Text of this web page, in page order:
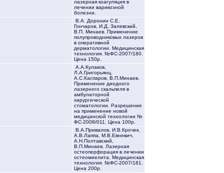
лазерная коагуляция в
лечении варикозной
болезни.
В.А. Доронин С.Е.
Гончаров, И.Д. Залевский,
В.П. Минаев. Применение
полупроводниковых лазеров
в оперативной
дерматологии. Медицинская
технология. №ФС-2007/180.
Цена 150р.
А.А.Кулаков,
Л.А.Григорьянц,
А.С.Каспаров, В.П.Минаев.
Применение диодного
лазерного скальпеля в
амбулаторной
хирургической
стоматологии. Разрешение
на применение новой
медицинской технологии №
ФС-2008/011. Цена 100р.
В.А.Привалов, И.В.Крочек,
А.В.Лаппа, М.В.Евневич,
А.Н.Полтавский,
В.П.Минаев. Лазерная
остеоперфорация в лечении
остеомиелита. Медицинская
технология. №ФС-2007/181.
Цена 200р.